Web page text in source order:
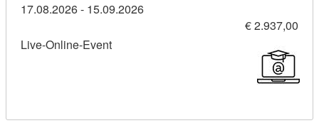
17.08.2026 - 15.09.2026
€ 2.937,00
Live-Online-Event